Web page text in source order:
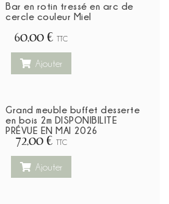
Bar en rotin tressé en arc de
cercle couleur Miel
60,00 € TTC
Ajouter
Grand meuble buffet desserte
en bois 2m DISPONIBILITE
PRÉVUE EN MAI 2026
72,00 € TTC
Ajouter